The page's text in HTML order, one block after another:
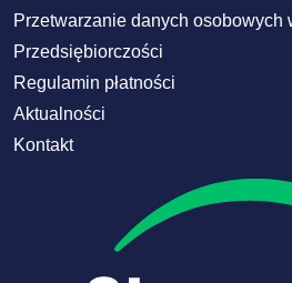
Przetwarzanie danych osobowych
Przedsiębiorczości
Regulamin płatności
Aktualności
Kontakt